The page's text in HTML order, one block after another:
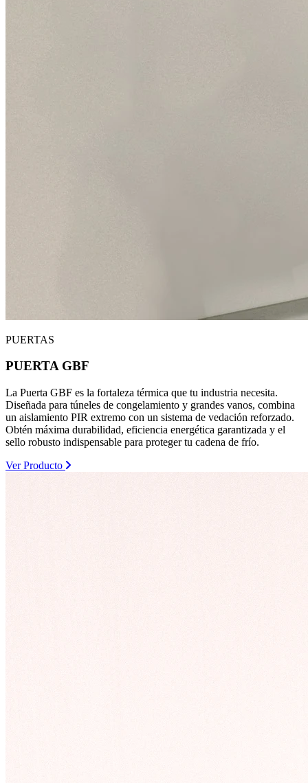
PUERTAS
PUERTA GBF
La Puerta GBF es la fortaleza térmica que tu industria necesita.
Diseñada para túneles de congelamiento y grandes vanos, combina
un aislamiento PIR extremo con un sistema de vedación reforzado.
Obtén máxima durabilidad, eficiencia energética garantizada y el
sello robusto indispensable para proteger tu cadena de frío.
Ver Producto